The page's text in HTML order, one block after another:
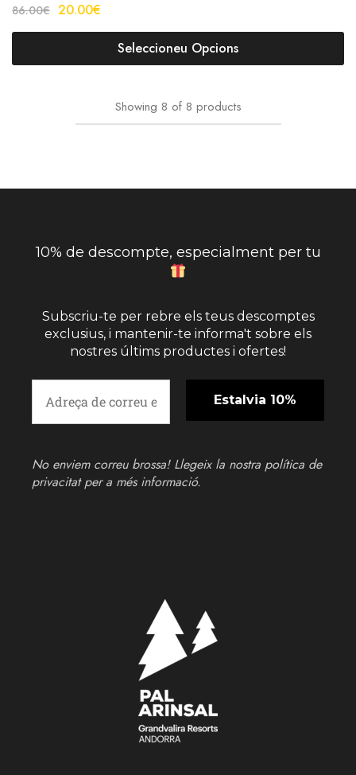
86.00€ 20.00€
Seleccioneu Opcions
Showing 8 of 8 products
10% de descompte, especialment per tu
Subscriu-te per rebre els teus descomptes
exclusius, i mantenir-te informa't sobre els
nostres últims productes i ofertes!
No enviem correu brossa! Llegeix la nostra política de
privacitatper a més informació.